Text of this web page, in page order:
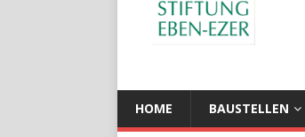
HOME BAUSTELLEN